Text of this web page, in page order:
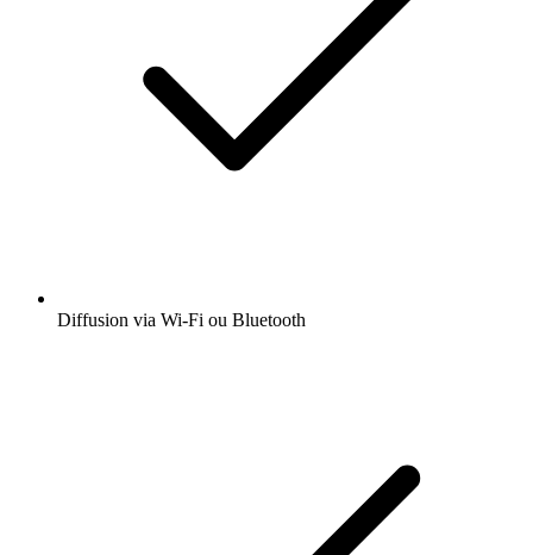
Diffusion via Wi-Fi ou Bluetooth